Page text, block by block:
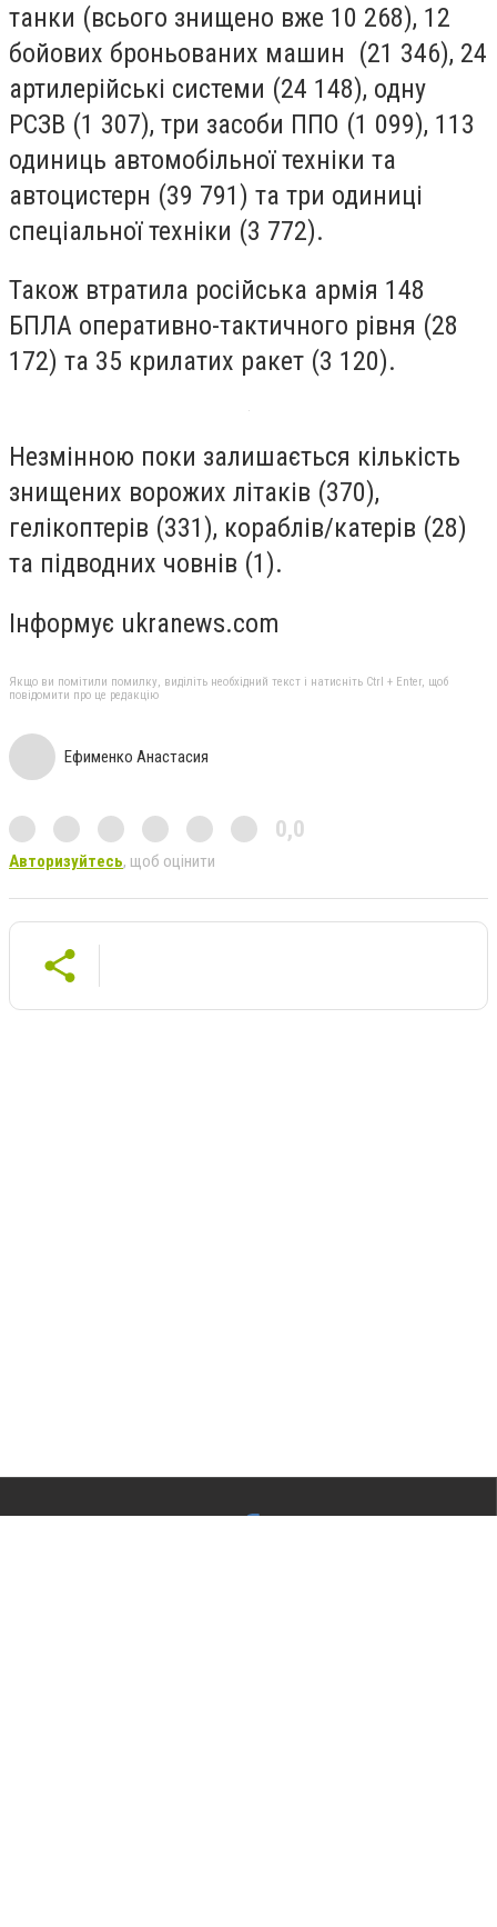
танки (всього знищено вже 10 268), 12
бойових броньованих машин (21 346), 24
артилерійські системи (24 148), одну
РСЗВ (1 307), три засоби ППО (1 099), 113
одиниць автомобільної техніки та
автоцистерн (39 791) та три одиниці
спеціальної техніки (3 772).
Також втратила російська армія 148
БПЛА оперативно-тактичного рівня (28
172) та 35 крилатих ракет (3 120).
Незмінною поки залишається кількість
знищених ворожих літаків (370),
гелікоптерів (331), кораблів/катерів (28)
та підводних човнів (1).
Інформує ukranews.com
Якщо ви помітили помилку, виділіть необхідний текст і натисніть Ctrl + Enter, щоб
повідомити про це редакцію
Ефименко Анастасия
0,0
Авторизуйтесь, щоб оцінити